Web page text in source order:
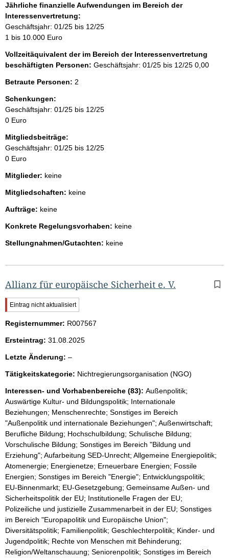
Jährliche finanzielle Aufwendungen im Bereich der
Interessenvertretung:
Geschäftsjahr: 01/25 bis 12/25
1 bis 10.000 Euro
Vollzeitäquivalent der im Bereich der Interessenvertretung
beschäftigten Personen: Geschäftsjahr: 01/25 bis 12/25 0,00
Betraute Personen: 2
Schenkungen:
Geschäftsjahr: 01/25 bis 12/25
0 Euro
Mitgliedsbeiträge:
Geschäftsjahr: 01/25 bis 12/25
0 Euro
Mitglieder: keine
Mitgliedschaften: keine
Aufträge: keine
Konkrete Regelungsvorhaben: keine
Stellungnahmen/Gutachten: keine
Allianz für europäische Sicherheit e. V.
W
i
c
t
g
r
n
w
e
i
s
:
Eintrag nicht aktualisiert
Registernummer: R007567
Ersteintrag: 31.08.2025
Letzte Änderung: –l
e
r
Tätigkeitskategorie: Nichtregierungsorganisation (NGO)
Interessen- und Vorhabenbereiche (83): Außenpolitik;
Auswärtige Kultur- und Bildungspolitik; Internationale
Beziehungen; Menschenrechte; Sonstiges im Bereich
"Außenpolitik und internationale Beziehungen"; Außenwirtschaft;
Berufliche Bildung; Hochschulbildung; Schulische Bildung;
Vorschulische Bildung; Sonstiges im Bereich "Bildung und
Erziehung"; Aufarbeitung SED-Unrecht; Allgemeine Energiepolitik;
Atomenergie; Energienetze; Erneuerbare Energien; Fossile
Energien; Sonstiges im Bereich "Energie"; Entwicklungspolitik;
EU-Binnenmarkt; EU-Gesetzgebung; Gemeinsame Außen- und
Sicherheitspolitik der EU; Institutionelle Fragen der EU;
Polizeiliche und justizielle Zusammenarbeit in der EU; Sonstiges
im Bereich "Europapolitik und Europäische Union";
Diversitätspolitik; Familienpolitik; Geschlechterpolitik; Kinder- und
Jugendpolitik; Rechte von Menschen mit Behinderung;
Religion/Weltanschauung; Seniorenpolitik; Sonstiges im Bereich